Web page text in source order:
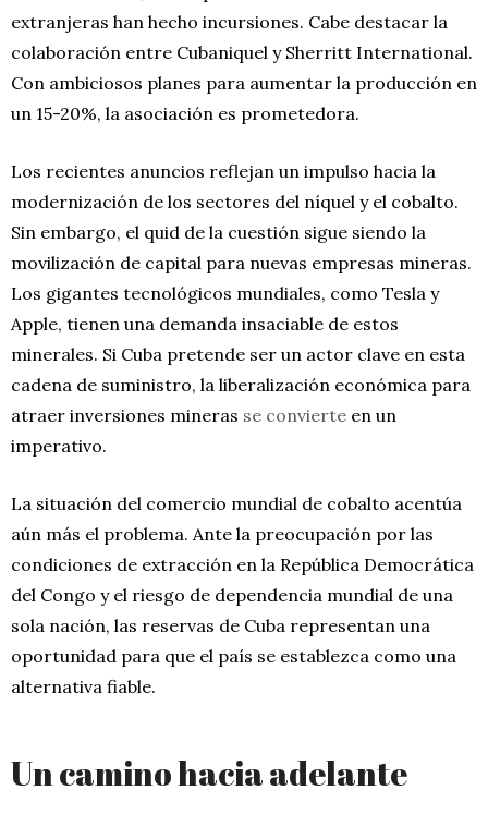
extranjeras han hecho incursiones. Cabe destacar la
colaboración entre Cubaniquel y Sherritt International.
Con ambiciosos planes para aumentar la producción en
un 15-20%, la asociación es prometedora.
Los recientes anuncios reflejan un impulso hacia la
modernización de los sectores del níquel y el cobalto.
Sin embargo, el quid de la cuestión sigue siendo la
movilización de capital para nuevas empresas mineras.
Los gigantes tecnológicos mundiales, como Tesla y
Apple, tienen una demanda insaciable de estos
minerales. Si Cuba pretende ser un actor clave en esta
cadena de suministro, la liberalización económica para
atraer inversiones mineras se convierte en un
imperativo.
La situación del comercio mundial de cobalto acentúa
aún más el problema. Ante la preocupación por las
condiciones de extracción en la República Democrática
del Congo y el riesgo de dependencia mundial de una
sola nación, las reservas de Cuba representan una
oportunidad para que el país se establezca como una
alternativa fiable.
Un camino hacia adelante